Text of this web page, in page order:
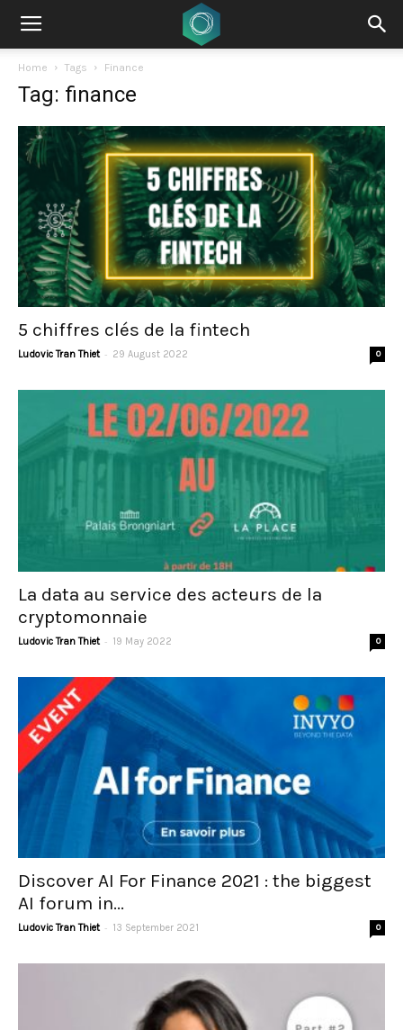
Home Tags Finance
Tag: finance
5 chiffres clés de la fintech
Ludovic Tran Thiet - 29 August 2022 0
La data au service des acteurs de la
cryptomonnaie
Ludovic Tran Thiet - 19 May 2022 0
Discover AI For Finance 2021 : the biggest
AI forum in...
Ludovic Tran Thiet - 13 September 2021 0